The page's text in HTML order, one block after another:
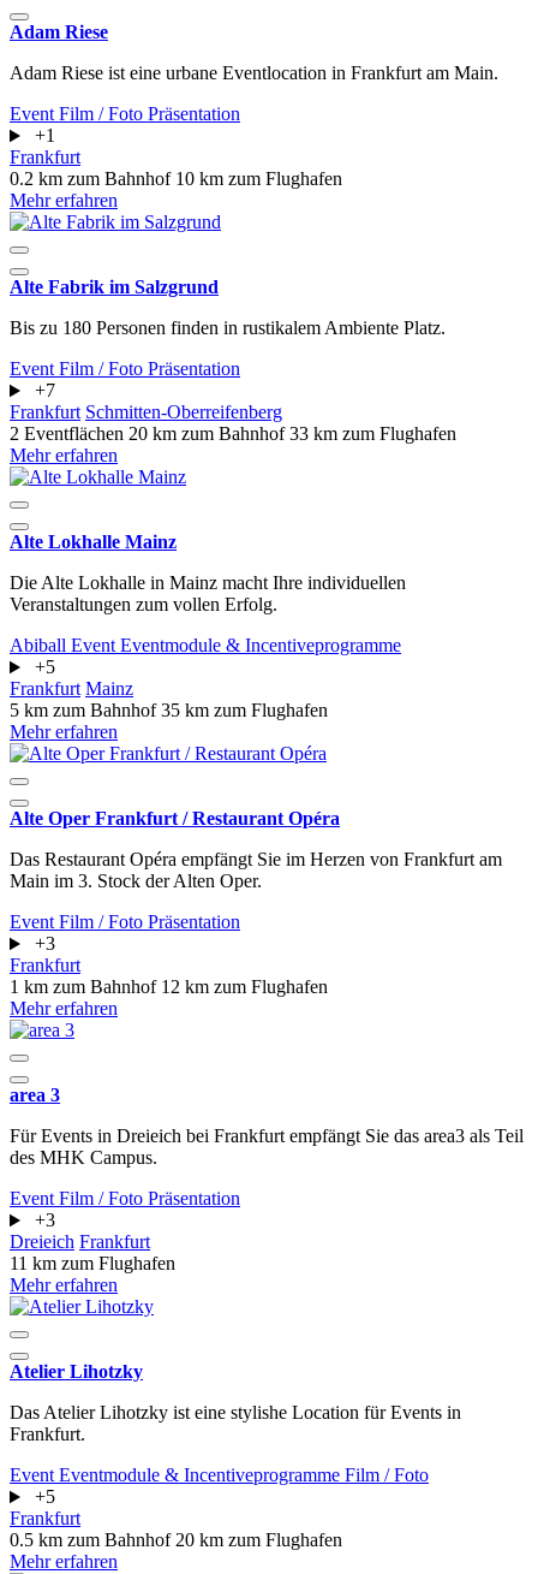
Adam Riese
Adam Riese ist eine urbane Eventlocation in Frankfurt am Main.
Event Film / Foto Präsentation
+1
Frankfurt
0.2 km zum Bahnhof 10 km zum Flughafen
Mehr erfahren
Alte Fabrik im Salzgrund
Bis zu 180 Personen finden in rustikalem Ambiente Platz.
Event Film / Foto Präsentation
+7
Frankfurt Schmitten-Oberreifenberg
2 Eventflächen 20 km zum Bahnhof33 km zum Flughafen
Mehr erfahren
Alte Lokhalle Mainz
Die Alte Lokhalle in Mainz macht Ihre individuellen
Veranstaltungen zum vollen Erfolg.
Abiball Event Eventmodule & Incentiveprogramme
+5
Frankfurt Mainz
5 km zum Bahnhof35 km zum Flughafen
Mehr erfahren
Alte Oper Frankfurt / Restaurant Opéra
Das Restaurant Opéra empfängt Sie im Herzen von Frankfurt am
Main im 3. Stock der Alten Oper.
Event Film / Foto Präsentation
+3
Frankfurt
1 km zum Bahnhof 12 km zum Flughafen
Mehr erfahren
area 3
Für Events in Dreieich bei Frankfurt empfängt Sie das area3 als Teil
des MHK Campus.
Event Film / Foto Präsentation
+3
Dreieich Frankfurt
11 km zum Flughafen
Mehr erfahren
Atelier Lihotzky
Das Atelier Lihotzky ist eine stylishe Location für Events in
Frankfurt.
Event Eventmodule & Incentiveprogramme Film / Foto
+5
Frankfurt
0.5 km zum Bahnhof 20 km zum Flughafen
Mehr erfahren